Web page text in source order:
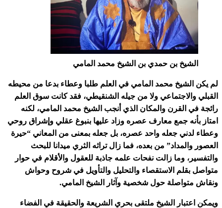
الشيخ بن حمدي بن الشيخ محمد المامي
لم يكن الشيخ محمد المامي في العلم طلبا وعطاء بدعا من محيطه
القبلي والاجتماعي ولا من جيله الشنقيطي، فقد كانت سوق العلم
رائجة في القرن والمكان الذي أنجب الشيخ محمد المامي، لكنه
امتاز بأنه جمع معارف عصره وزاد عليها بنبوغ عقلي وإشراق روحي
وعطاء لدني جعله واحد عصره، بل جعله بمعنى من المعاني “حيرة
العصور والمداد” من بعده، فما زال تراثه الثري ميدانا للبحث
والتفسير، وما زالت نفحات علمه جاذبة للعقول والأقلام في حوار
متواصل بقلم الاستقصاء والتحليل والتأويل في شروح وحواش
ونقاش متواصلة حول شخصية وآثار الشيخ المامي.
ويمكن اعتبار الشيخ ملتقى بحري الشريعة والحقيقة في الفضاء